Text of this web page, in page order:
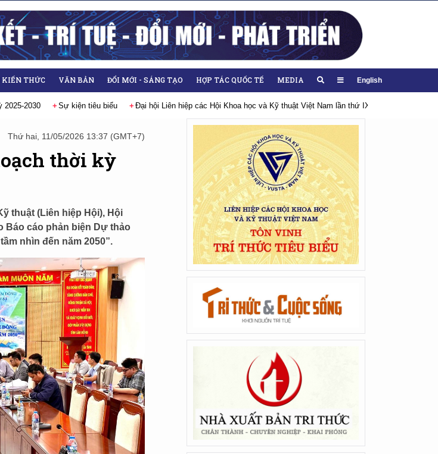
KIẾN THỨC VĂN BẢN ĐỔI MỚI - SÁNG TẠO HỢP TÁC QUỐC TẾ MEDIA English
2025-2030 Sự kiện tiêu biểu Đại hội Liên hiệp các Hội Khoa học và Kỹ thuật Việt Nam lần thứ IX, nhiệm kỳ 2026-
Thứ hai, 11/05/2026 13:37 (GMT+7)
thời kỳ
thuật (Liên hiệp Hội), Hội
Báo cáo phản biện Dự thảo
nhìn đến năm 2050”.